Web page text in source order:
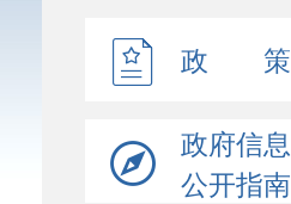
政 策
政府信息
公开指南